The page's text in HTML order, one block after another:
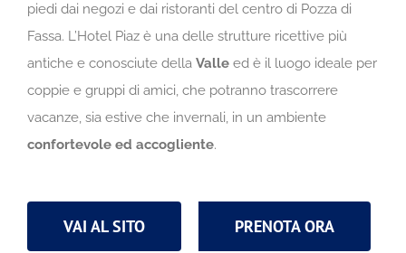
piedi dai negozi e dai ristoranti del centro di Pozza di
Fassa. L’Hotel Piaz è una delle strutture ricettive più
antiche e conosciute della Valle ed è il luogo ideale per
coppie e gruppi di amici, che potranno trascorrere
vacanze, sia estive che invernali, in un ambiente
confortevole ed accogliente.
VAI AL SITO PRENOTA ORA